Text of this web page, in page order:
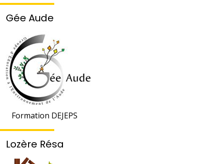
Gée Aude
Formation DEJEPS
Lozère Résa